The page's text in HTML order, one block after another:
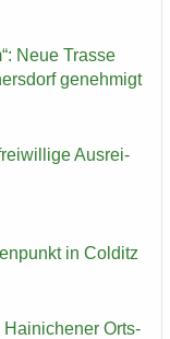
Neue Tras­se
ge­neh­migt
Aus­rei­
in Col­ditz
Hai­ni­che­ner Orts­